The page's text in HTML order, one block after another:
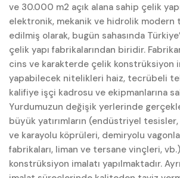
ve 30.000 m2 açık alana sahip çelik
elektronik, mekanik ve hidrolik modern
edilmiş olarak, bugün sahasında
çelik yapı fabrikalarından biridir.
cins ve karakterde çelik konstrüksiyon
yapabilecek nitelikleri haiz, tecrübeli
kalifiye işçi kadrosu ve ekipmanlarına
Yurdumuzun değişik yerlerinde
büyük yatırımların (endüstriyel
ve karayolu köprüleri, demiryolu
fabrikaları, liman ve tersane vinçleri,
konstrüksiyon imalatı yapılmaktadır.